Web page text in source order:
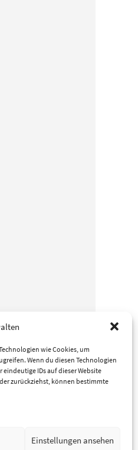
wie Cookies, um
Wenn du diesen Technologien
IDs auf dieser Website
zurückziehst, können bestimmte
Einstellungen ansehen